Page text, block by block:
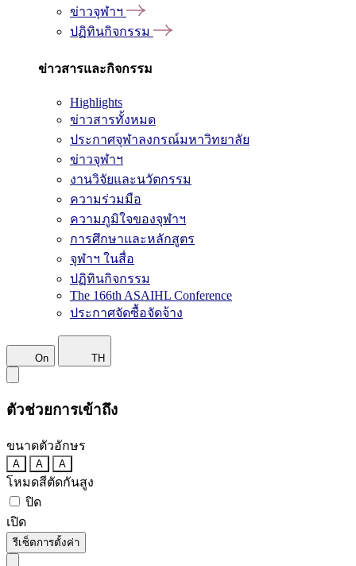
ข่าวจุฬาฯ
ปฏิทินกิจกรรม
ข่าวสารและกิจกรรม
Highlights
ข่าวสารทั้งหมด
ประกาศจุฬาลงกรณ์มหาวิทยาลัย
ข่าวจุฬาฯ
งานวิจัยและนวัตกรรม
ความร่วมมือ
ความภูมิใจของจุฬาฯ
การศึกษาและหลักสูตร
จุฬาฯ ในสื่อ
ปฏิทินกิจกรรม
The 166th ASAIHL Conference
ประกาศจัดซื้อจัดจ้าง
On TH
ตัวช่วยการเข้าถึง
ขนาดตัวอักษร
A A A
โหมดสีตัดกันสูง
ปิด
เปิด
รีเซ็ตการตั้งค่า